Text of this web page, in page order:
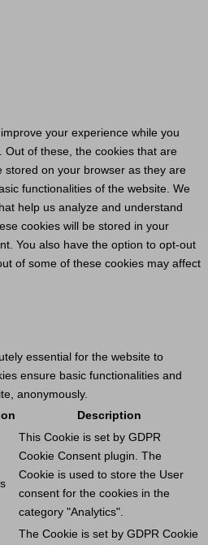
your experience while you
Out of these, the cookies that are
on your browser as they are
functionalities of the website. We
help us analyze and understand
cookies will be stored in your
You also have the option to opt-out
of some of these cookies may affect
essential for the website to
ensure basic functionalities and
anonymously.
Description
This Cookie is set by GDPR
Cookie Consent plugin. The
Cookie is used to store the User
consent for the cookies in the
category "Analytics".
The Cookie is set by GDPR Cookie